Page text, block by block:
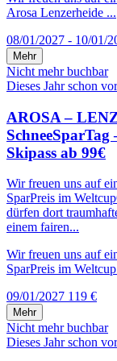
Arosa Lenzerheide ...
08/01/2027 - 10/01/
Mehr
Nicht mehr buchbar
Dieses Jahr schon
AROSA –
Skipass ab 99€
Wir freuen uns auf
SparPreis im
dürfen dort
einem fairen...
Wir freuen uns auf
SparPreis im
09/01/2027 119 €
Mehr
Nicht mehr buchbar
Dieses Jahr schon